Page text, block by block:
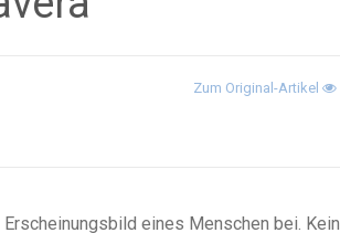
Zum Original-Artikel
eines Menschen bei. Kein